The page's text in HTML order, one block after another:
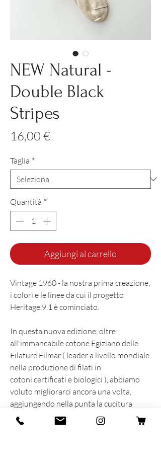
NEW Natural -
Double Black
Stripes
16,00 €Prezzo
Taglia *
Quantità *
Aggiungi al carrello
Vintage 1960 - la nostra prima creazione,
i colori e le linee da cui il progetto
Heritage 9.1 è cominciato.
In questa nuova edizione, oltre
all'immancabile cotone Egiziano delle
Filature Filmar ( leader a livello mondiale
nella produzione di filati in
cotoni certificati e biologici ), abbiamo
voluto migliorarci ancora una volta,
aggiungendo nella punta la cucitura
piatta e il rimaglio a contrasto nello
stesso colore delle righe.